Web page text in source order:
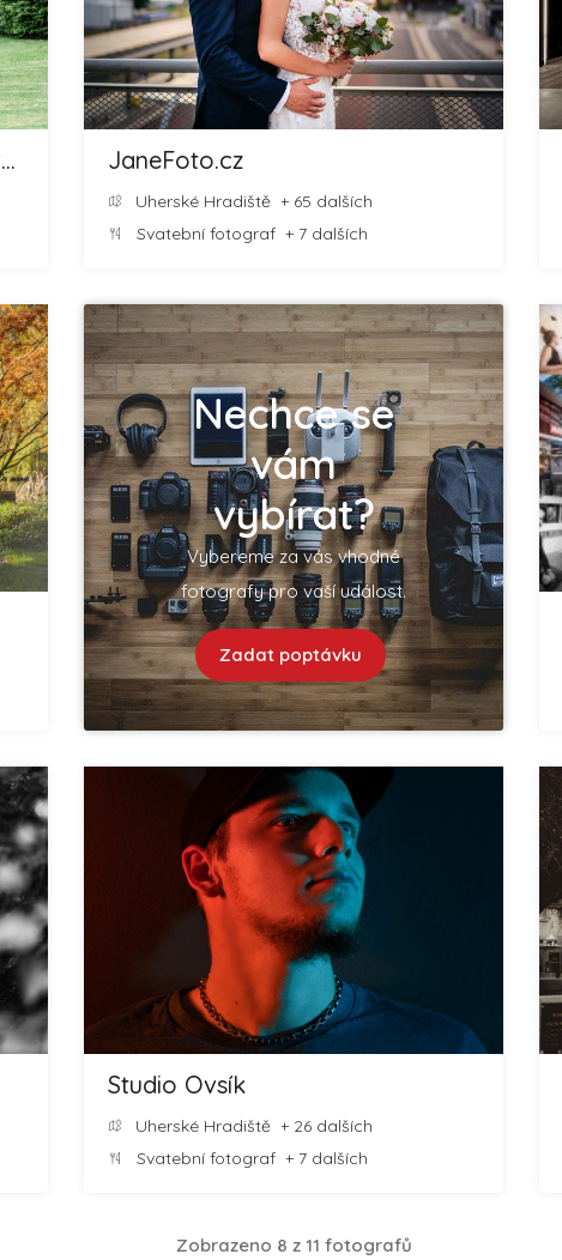
Patrik a Radka, svatební fotografové JaneFoto.cz
Uherské Hradiště + 65 dalších
Svatební fotograf + 7 dalších
Nechce se
vám
vybírat?
Vybereme za vás vhodné
fotografy pro vaší událost.
Zadat poptávku
Studio Ovsík
Uherské Hradiště + 26 dalších
Svatební fotograf + 7 dalších
Zobrazeno 8 z 11 fotografů